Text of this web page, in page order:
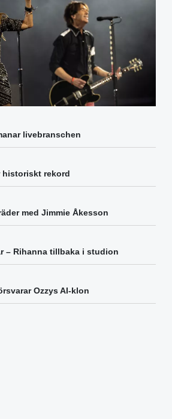
livebranschen
historiskt rekord
med Jimmie Åkesson
– Rihanna tillbaka i studion
Ozzys AI-klon